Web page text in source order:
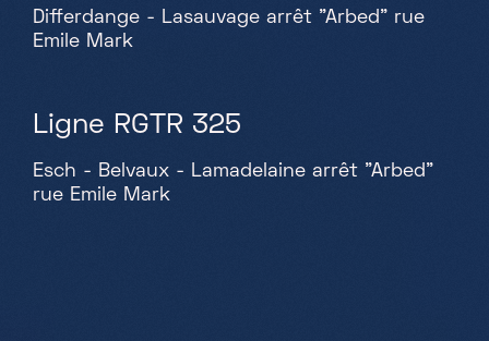
Differdange - Lasauvage arrêt "Arbed" rue
Emile Mark
Ligne RGTR 325
Esch - Belvaux - Lamadelaine arrêt "Arbed"
rue Emile Mark